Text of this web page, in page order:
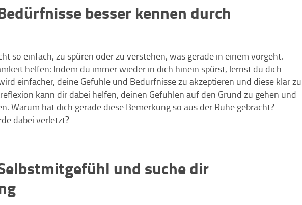
besser kennen durch
so einfach, zu spüren oder zu verstehen, was gerade in einem vorgeht.
helfen: Indem du immer wieder in dich hinein spürst, lernst du dich
einfacher, deine Gefühle und Bedürfnisse zu akzeptieren und diese klar zu
kann dir dabei helfen, deinen Gefühlen auf den Grund zu gehen und
Warum hat dich gerade diese Bemerkung so aus der Ruhe gebracht?
dabei verletzt?
und suche dir